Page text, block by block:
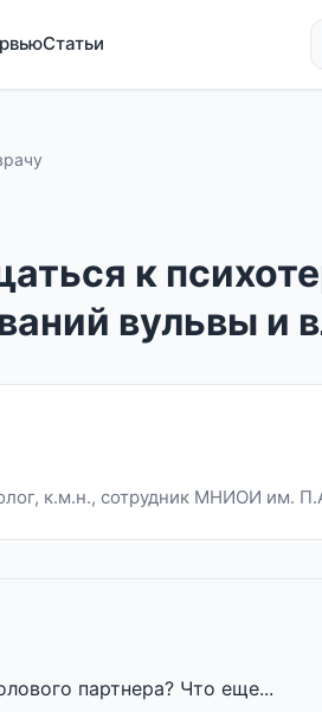
Статьи
к
вульвы и
к.м.н., сотрудник МНИОИ им.
партнера? Что еще...